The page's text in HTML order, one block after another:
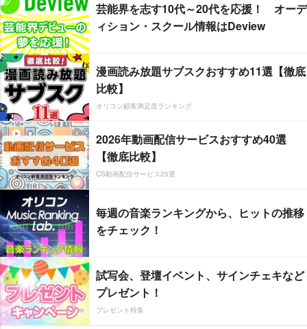
芸能界を志す10代～20代を応援！ オーデ
ィション・スクール情報はDeview
漫画読み放題サブスクおすすめ11選【徹底
比較】
オリコン顧客満足度ランキング
2026年動画配信サービスおすすめ40選
【徹底比較】
CS動画配信サービス20選
毎週の音楽ランキングから、ヒットの推移
をチェック！
試写会、登壇イベント、サインチェキなど
プレゼント！
プレゼント特集